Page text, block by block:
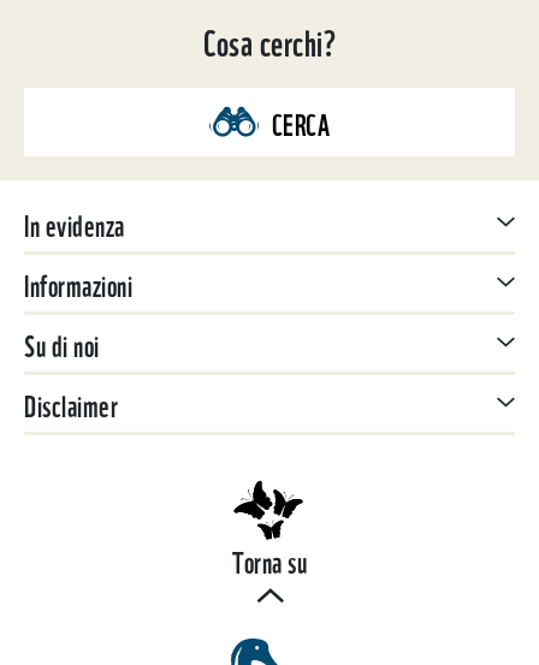
Cosa cerchi?
CERCA
In evidenza
Informazioni
Su di noi
Disclaimer
Torna su